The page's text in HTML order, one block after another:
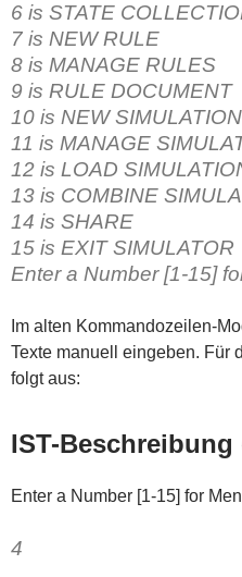
6 is STATE
7 is NEW RULE
8 is MANAGE RULES
9 is RULE DOCUMENT
10 is NEW SIMULATION
11 is MANAGE
12 is LOAD
13 is COMBINE
14 is SHARE
15 is EXIT SIMULATOR
Enter a Number [1-15]
Im alten Kommandozeilen-
Texte manuell eingeben. Für
folgt aus:
IST-Beschreibung
Enter a Number [1-15] for
4